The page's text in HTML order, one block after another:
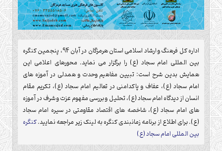
اداره کل فرهنگ و ارشاد اسلامی استان هرمزگان در آبان 94، پنجمین کنگره
بین المللی امام سجاد (ع) را برگزار می نماید. محورهای اعلامی این
همایش بدین شرح است: تبیین مفاهیم وحدت و همدلی در آموزه های
امام سجاد (ع)، عفاف و پاکدامنی در تعالیم امام سجاد (ع)، تکریم مقام
انسان از دیدگاه امام سجاد (ع)، تحلیل و بررسی مفهوم عزت و شرف در آموزه
های امام سجاد (ع)، شاخصه های اقتصاد مقاومتی در سیره امام سجاد
(ع).برای اطلاع از برنامه زمانبندی کنگره به لینک زیر مراجعه نمایید.کنگره
بین المللی امام سجاد (ع)